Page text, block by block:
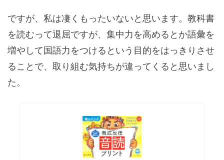
ですが、私は凄くもったいないと思います。教科書
を読むって退屈ですが、集中力を高めるとか語彙を
増やして国語力をつけるという目的をはっきりさせ
ることで、取り組む気持ちが違ってくると思いまし
た。